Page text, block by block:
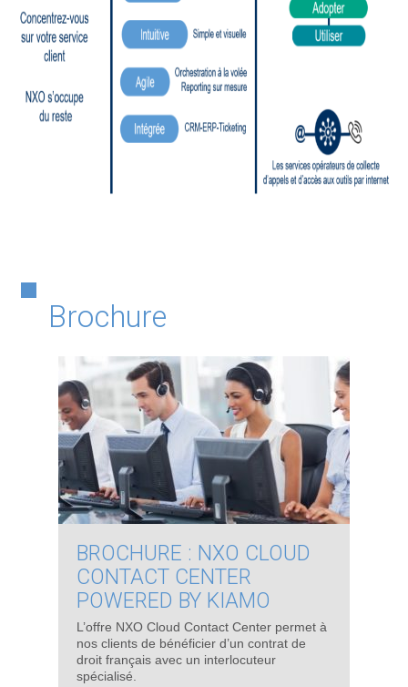
Brochure
BROCHURE : NXO CLOUD
CONTACT CENTER
POWERED BY KIAMO
L’offre NXO Cloud Contact Center permet à
nos clients de bénéficier d’un contrat de
droit français avec un interlocuteur
spécialisé.